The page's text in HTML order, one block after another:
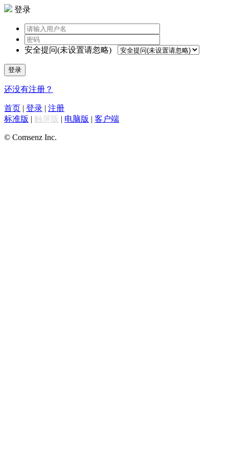
登录
安全提问(未设置请忽略)
登录
还没有注册？
首页 | 登录 | 注册
标准版 | 触屏版 | 电脑版 | 客户端
© Comsenz Inc.